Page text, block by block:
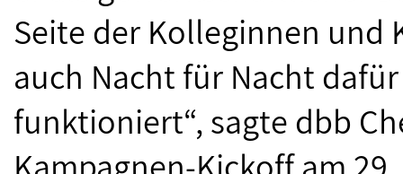
Seite der Kolleginnen und
auch Nacht für Nacht
funktioniert“, sagte dbb